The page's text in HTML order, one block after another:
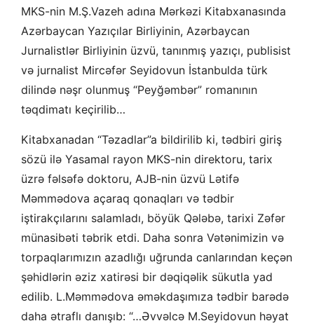
MKS-nin M.Ş.Vazeh adına Mərkəzi Kitabxanasında
Azərbaycan Yazıçılar Birliyinin, Azərbaycan
Jurnalistlər Birliyinin üzvü, tanınmış yazıçı, publisist
və jurnalist Mircəfər Seyidovun İstanbulda türk
dilində nəşr olunmuş “Peyğəmbər” romanının
təqdimatı keçirilib…
Kitabxanadan “Təzadlar”a bildirilib ki, tədbiri giriş
sözü ilə Yasamal rayon MKS-nin direktoru, tarix
üzrə fəlsəfə doktoru, AJB-nin üzvü Lətifə
Məmmədova açaraq qonaqları və tədbir
iştirakçılarını salamladı, böyük Qələbə, tarixi Zəfər
münasibəti təbrik etdi. Daha sonra Vətənimizin və
torpaqlarımızın azadlığı uğrunda canlarından keçən
şəhidlərin əziz xatirəsi bir dəqiqəlik sükutla yad
edilib. L.Məmmədova əməkdaşımıza tədbir barədə
daha ətraflı danışıb: “…Əvvəlcə M.Seyidovun həyat